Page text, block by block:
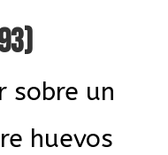
sobre un
huevos